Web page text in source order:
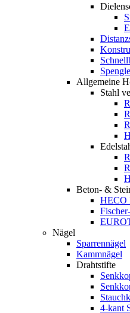
Allgemeine
Stahl
Beton- &
HECO
Nägel
Sparrennägel
Kammnägel
Drahtstifte
4-kant